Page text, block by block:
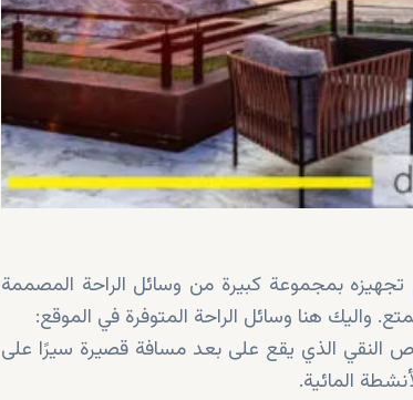
بمجموعة كبيرة من وسائل الراحة المصممة
واليك هنا وسائل الراحة المتوفرة في الموقع:
النقي الذي يقع على بعد مسافة قصيرة سيرًا على
المائية.